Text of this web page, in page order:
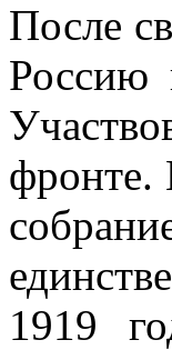
После
Россию
фронте.
1919